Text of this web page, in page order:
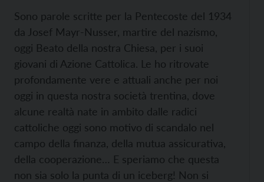
Sono parole scritte per la Pentecoste del 1934
da Josef Mayr-Nusser, martire del nazismo,
oggi Beato della nostra Chiesa, per i suoi
giovani di Azione Cattolica. Le ho ritrovate
profondamente vere e attuali anche per noi
oggi in questa nostra società trentina, dove
alcune realtà nate in ambito dalle radici
cattoliche oggi sono motivo di scandalo nel
campo della finanza, della mutua assicurativa,
della cooperazione… E speriamo che questa
non sia solo la punta di un iceberg! Non si